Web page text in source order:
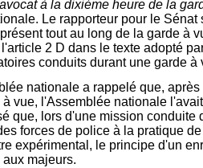
à la dixième heure de la
Le rapporteur pour le
tout au long de la garde à
2 D dans le texte adopté
conduits durant une garde
nationale a rappelé que,
vue, l'Assemblée nationale
que, lors d'une mission
forces de police à la pratique
expérimental, le principe d'un
majeurs.